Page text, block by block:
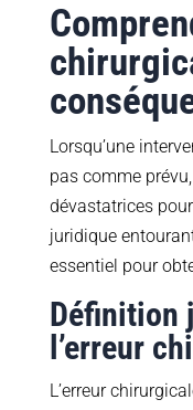
Lorsqu’une
pas comme
dévastatrices
juridique
essentiel pour
Définition
l’erreur
L’erreur